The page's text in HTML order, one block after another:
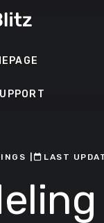
ㅤLAST